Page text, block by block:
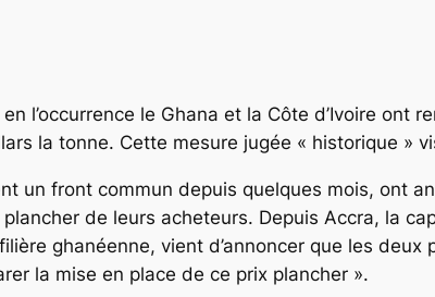
l’occurrence le Ghana et la Côte d’Ivoire ont
la tonne. Cette mesure jugée « historique »
un front commun depuis quelques mois, ont
de leurs acheteurs. Depuis Accra, la
ghanéenne, vient d’annoncer que les deux
la mise en place de ce prix plancher ».